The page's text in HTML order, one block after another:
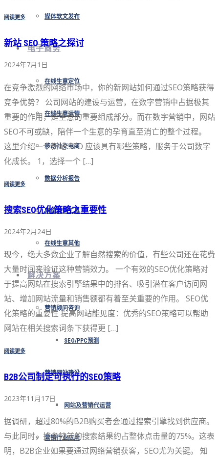
媒体软文发布
电子商务
在线生意定位
在线生意运营
移动社交电商
数据分析报告
网络营销工具
在线生意其他
解决方案
营销顾问咨询
SEO/PPC预测
营销网站建设
网站及营销代运营
营销行业应用
阅读更多
新站 SEO 策略之探讨
2024年7月1日
在竞争激烈的网络市场中，你的新网站如何通过SEO策略获得
竞争优势？ 公司网站的建设与运营，在数字营销中占据极其
重要的作用，是生意的重要组成部分。而在数字营销中，网站
SEO不可或缺，陪伴一个生意的孕育直至消亡的整个过程。
这里介绍一个新站 SEO 应该具有哪些策略，服务于公司数字
化成长。 1，选择一个 […]
阅读更多
搜索SEO优化策略之重要性
2024年2月24日
现今，绝大多数企业了解自然搜索的价值，有些公司还在花费
大量时间来验证这种营销效力。 一个有效的SEO优化策略对
于提高网站在搜索引擎结果中的排名、吸引潜在客户访问网
站、增加网站流量和销售额都有着至关重要的作用。 SEO优
化策略的重要性 提高网站能见度：优秀的SEO策略可以帮助
网站在相关搜索词条下获得更 […]
阅读更多
B2B公司制定可执行的SEO策略
2023年11月17日
据调研，超过80%的B2B购买者会通过搜索引擎找到供应商。
与此同时，排名较前的搜索结果约占整体点击量的75%。这表
明，B2B企业如果要通过网络营销获客，SEO尤为关键。 知